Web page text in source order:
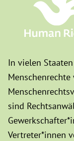
In vielen
sind
Vertreter*innen